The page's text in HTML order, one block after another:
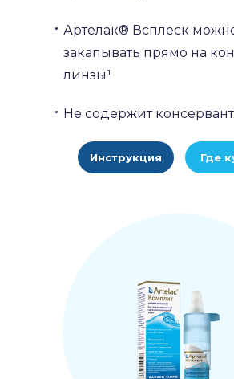
Артелак® Всплеск
закапывать прямо на
линзы¹
Не содержит
Инструкция Где